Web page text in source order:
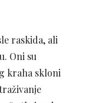
raskida, ali
Oni su
kraha skloni